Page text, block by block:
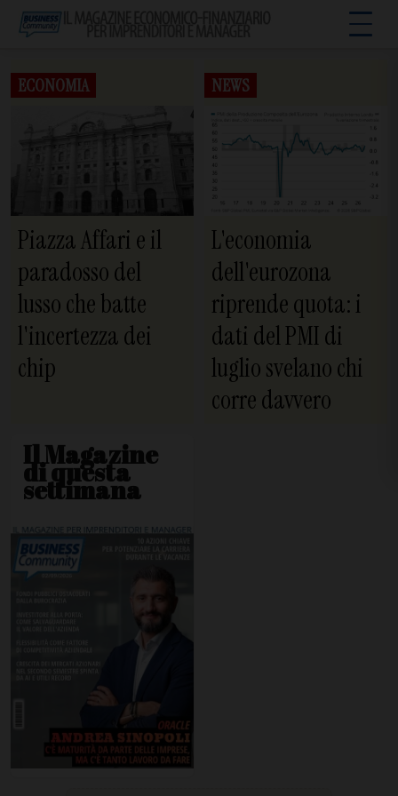
ECONOMIA
Piazza Affari e il
paradosso del
lusso che batte
l'incertezza dei
chip
NEWS
L'economia
dell'eurozona
riprende quota: i
dati del PMI di
luglio svelano chi
corre davvero
Il Magazine
di questa
settimana